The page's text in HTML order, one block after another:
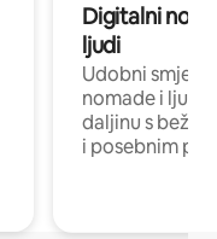
Digitalni
ljudi
Udobni
nomade i ljude
daljinu s
i posebnim